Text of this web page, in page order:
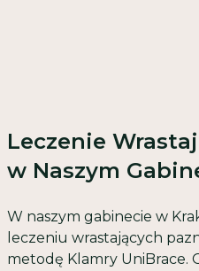
Leczenie
w Naszym
W naszym gabinecie w
leczeniu wrastających
metodę Klamry UniBrace.